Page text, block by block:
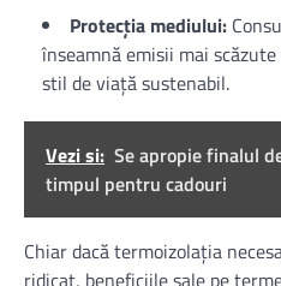
Protecția mediului:
înseamnă emisii mai
stil de viață sustenabil.
Vezi si: Se apropie finalul
timpul pentru cadouri
Chiar dacă termoizolația
ridicat, beneficiile sale pe